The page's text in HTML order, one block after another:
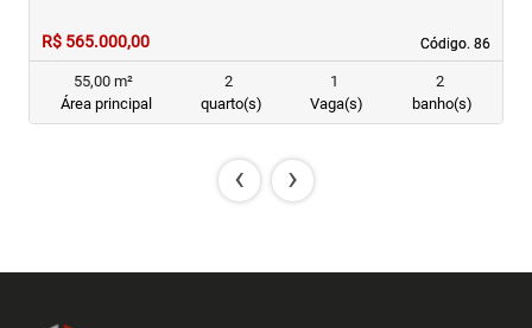
Código. 86
Código. 86
R$ 565.000,00
55,00 m²
Área principal
2
quarto(s)
1
Vaga(s)
2
banho(s)
‹ ›